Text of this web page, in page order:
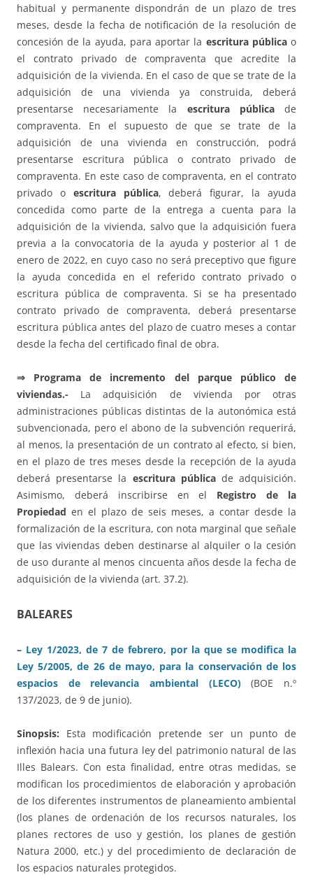
habitual y permanente dispondrán de un plazo de tres
meses, desde la fecha de notificación de la resolución de
concesión de la ayuda, para aportar la escritura públicao
el contrato privado de compraventa que acredite la
adquisición de la vivienda. En el caso de que se trate de la
adquisición de una vivienda ya construida, deberá
presentarse necesariamente la escritura públicade
compraventa. En el supuesto de que se trate de la
adquisición de una vivienda en construcción, podrá
presentarse escritura pública o contrato privado de
compraventa. En este caso de compraventa, en el contrato
privado o escritura pública, deberá figurar, la ayuda
concedida como parte de la entrega a cuenta para la
adquisición de la vivienda, salvo que la adquisición fuera
previa a la convocatoria de la ayuda y posterior al 1 de
enero de 2022, en cuyo caso no será preceptivo que figure
la ayuda concedida en el referido contrato privado o
escritura pública de compraventa. Si se ha presentado
contrato privado de compraventa, deberá presentarse
escritura pública antes del plazo de cuatro meses a contar
desde la fecha del certificado final de obra.
⇒ Programa de incremento del parque público de
viviendas.- La adquisición de vivienda por otras
administraciones públicas distintas de la autonómica está
subvencionada, pero el abono de la subvención requerirá,
al menos, la presentación de un contrato al efecto, si bien,
en el plazo de tres meses desde la recepción de la ayuda
deberá presentarse la escritura públicade adquisición.
Asimismo, deberá inscribirse en el Registro de la
Propiedad en el plazo de seis meses, a contar desde la
formalización de la escritura, con nota marginal que señale
que las viviendas deben destinarse al alquiler o la cesión
de uso durante al menos cincuenta años desde la fecha de
adquisición de la vivienda (art. 37.2).
BALEARES
– Ley 1/2023, de 7 de febrero, por la que se modifica la
Ley 5/2005, de 26 de mayo, para la conservación de los
espacios de relevancia ambiental (LECO)(BOE n.º
137/2023, de 9 de junio).
Sinopsis: Esta modificación pretende ser un punto de
inflexión hacia una futura ley del patrimonio natural de las
Illes Balears. Con esta finalidad, entre otras medidas, se
modifican los procedimientos de elaboración y aprobación
de los diferentes instrumentos de planeamiento ambiental
(los planes de ordenación de los recursos naturales, los
planes rectores de uso y gestión, los planes de gestión
Natura 2000, etc.) y del procedimiento de declaración de
los espacios naturales protegidos.